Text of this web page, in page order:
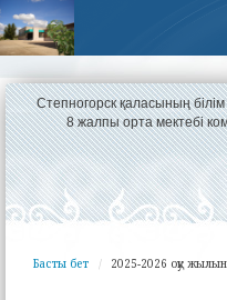
Степногорск қаласының
8 жалпы орта мектебі
Басты бет 2025-2026 оқу